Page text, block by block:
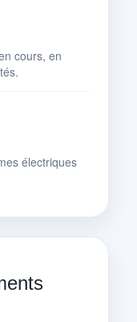
cours, en
électriques